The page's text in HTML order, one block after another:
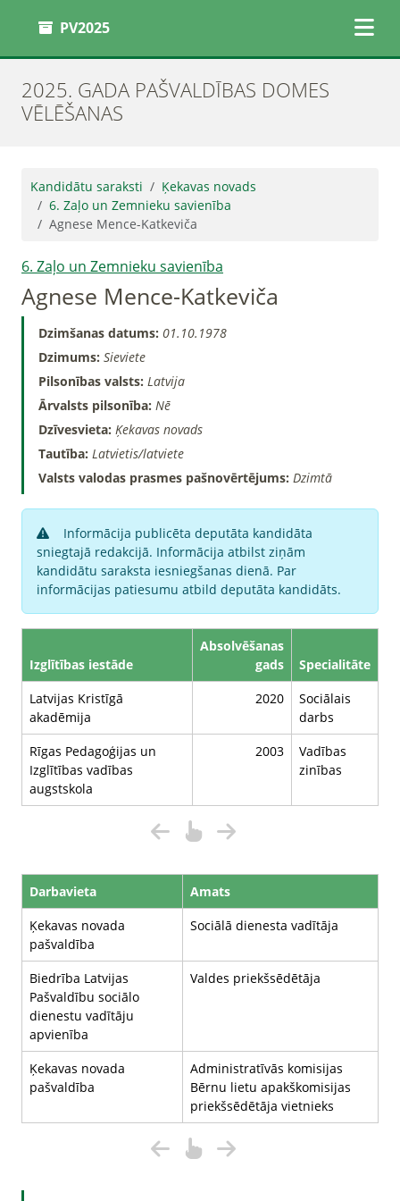
PV2025
2025. GADA PAŠVALDĪBAS DOMES
VĒLĒŠANAS
Kandidātu saraksti
Ķekavas novads
6. Zaļo un Zemnieku savienība
Agnese Mence-Katkeviča
6. Zaļo un Zemnieku savienība
Agnese Mence-Katkeviča
Dzimšanas datums: 01.10.1978
Dzimums: Sieviete
Pilsonības valsts: Latvija
Ārvalsts pilsonība: Nē
Dzīvesvieta: Ķekavas novads
Tautība: Latvietis/latviete
Valsts valodas prasmes pašnovērtējums: Dzimtā
Informācija publicēta deputāta kandidāta
sniegtajā redakcijā. Informācija atbilst ziņām
kandidātu saraksta iesniegšanas dienā. Par
informācijas patiesumu atbild deputāta kandidāts.
Izglītības iestāde
Absolvēšanas
gads
Specialitāte
Latvijas Kristīgā
akadēmija
2020
Sociālais
darbs
Rīgas Pedagoģijas un
Izglītības vadības
augstskola
2003
Vadības
zinības
Darbavieta
Amats
Ķekavas novada
pašvaldība
Sociālā dienesta vadītāja
Biedrība Latvijas
Pašvaldību sociālo
dienestu vadītāju
apvienība
Valdes priekšsēdētāja
Ķekavas novada
pašvaldība
Administratīvās komisijas
Bērnu lietu apakškomisijas
priekšsēdētāja vietnieks